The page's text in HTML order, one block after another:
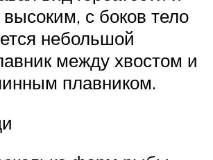
с боков тело
небольшой
между хвостом и
плавником.